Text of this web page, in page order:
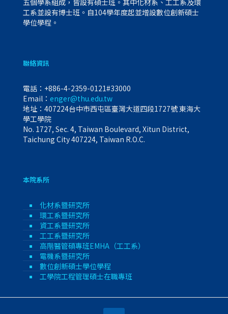
工系並設有博士班。自104學年度起並增設數位創新碩士
學位學程。
聯絡資訊
電話： +886-4-2359-0121#33000
Email： enger@thu.edu.tw
地址：407224台中市西屯區臺灣大道四段1727號 東海大
學工學院
No. 1727, Sec. 4, Taiwan Boulevard, Xitun District,
Taichung City 407224, Taiwan R.O.C.
本院系所
化材系暨研究所
環工系暨研究所
資工系暨研究所
工工系暨研究所
高階醫管碩專班EMHA（工工系）
電機系暨研究所
數位創新碩士學位學程
工學院工程管理碩士在職專班